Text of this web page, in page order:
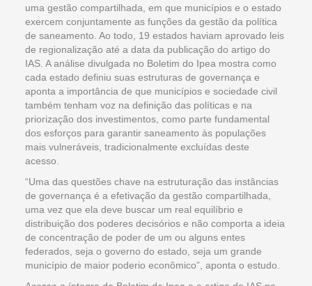
uma gestão compartilhada, em que municípios e o estado
exercem conjuntamente as funções da gestão da política
de saneamento. Ao todo, 19 estados haviam aprovado leis
de regionalização até a data da publicação do artigo do
IAS. A análise divulgada no Boletim do Ipea mostra como
cada estado definiu suas estruturas de governança e
aponta a importância de que municípios e sociedade civil
também tenham voz na definição das políticas e na
priorização dos investimentos, como parte fundamental
dos esforços para garantir saneamento às populações
mais vulneráveis, tradicionalmente excluídas deste
acesso.
“Uma das questões chave na estruturação das instâncias
de governança é a efetivação da gestão compartilhada,
uma vez que ela deve buscar um real equilíbrio e
distribuição dos poderes decisórios e não comporta a ideia
de concentração de poder de um ou alguns entes
federados, seja o governo do estado, seja um grande
município de maior poderio econômico”, aponta o estudo.